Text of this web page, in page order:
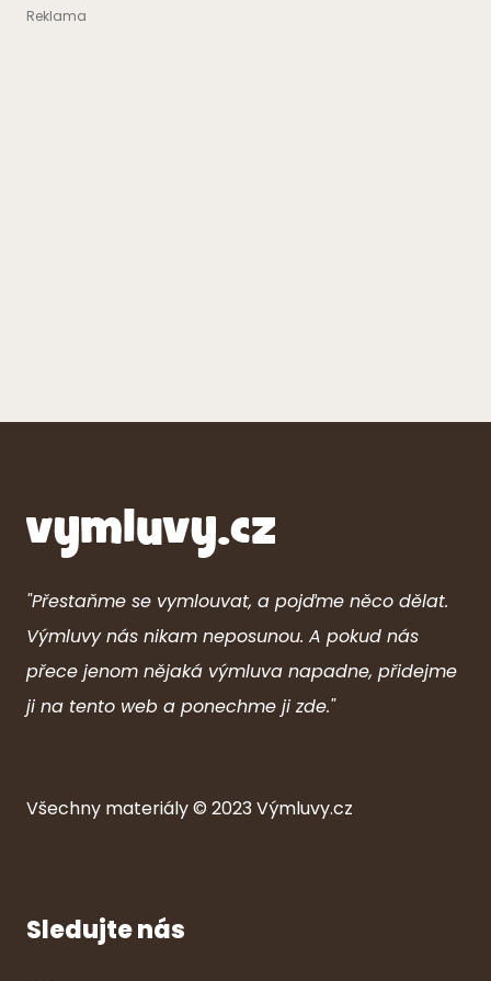
"Přestaňme se vymlouvat, a pojďme něco dělat.
Výmluvy nás nikam neposunou. A pokud nás
přece jenom nějaká výmluva napadne, přidejme
ji na tento web a ponechme ji zde."
Všechny materiály © 2023Výmluvy.cz
Sledujte nás